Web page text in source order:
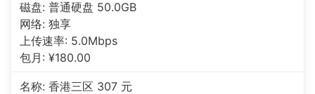
磁盘: 普通硬盘 50.0GB
网络: 独享
上传速率: 5.0Mbps
包月: ¥180.00
名称: 香港三区 307 元